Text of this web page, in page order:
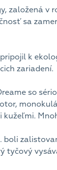
založená v
sa
k
zariadení.
so
boli
tyčový